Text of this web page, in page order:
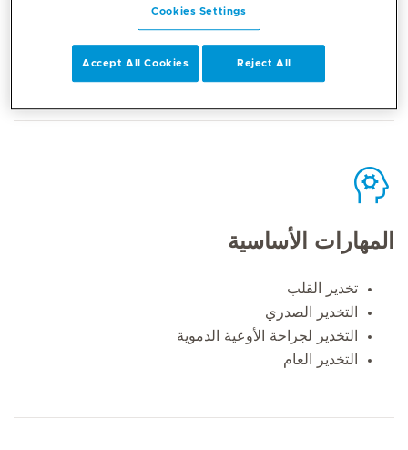
Mediclinic Middle East Corporate Office
المهارات الأساسية
تخدير القلب
التخدير الصدري
التخدير لجراحة الأوعية الدموية
التخدير العام
Cookies Settings
Reject All
Accept All Cookies